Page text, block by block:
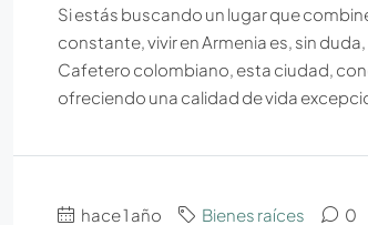
Si estás buscando un lugar que
constante, vivir en Armenia es, sin
Cafetero colombiano, esta ciudad,
ofreciendo una calidad de vida
hace 1 año Bienes raíces 0